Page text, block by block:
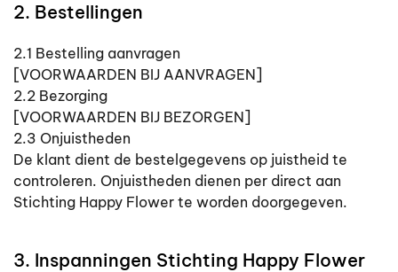
2. Bestellingen
2.1 Bestelling aanvragen
[VOORWAARDEN BIJ AANVRAGEN]
2.2 Bezorging
[VOORWAARDEN BIJ BEZORGEN]
2.3 Onjuistheden
De klant dient de bestelgegevens op juistheid te
controleren. Onjuistheden dienen per direct aan
Stichting Happy Flower te worden doorgegeven.
3. Inspanningen Stichting Happy Flower